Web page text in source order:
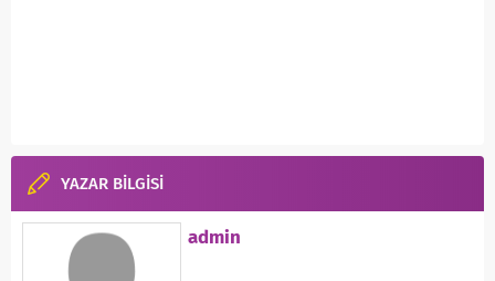
YAZAR BİLGİSİ
admin